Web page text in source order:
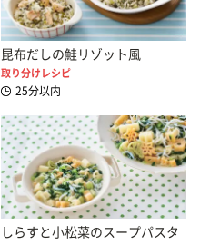
昆布だしの鮭リゾット風
取り分けレシピ
25分以内
しらすと小松菜のスープパスタ